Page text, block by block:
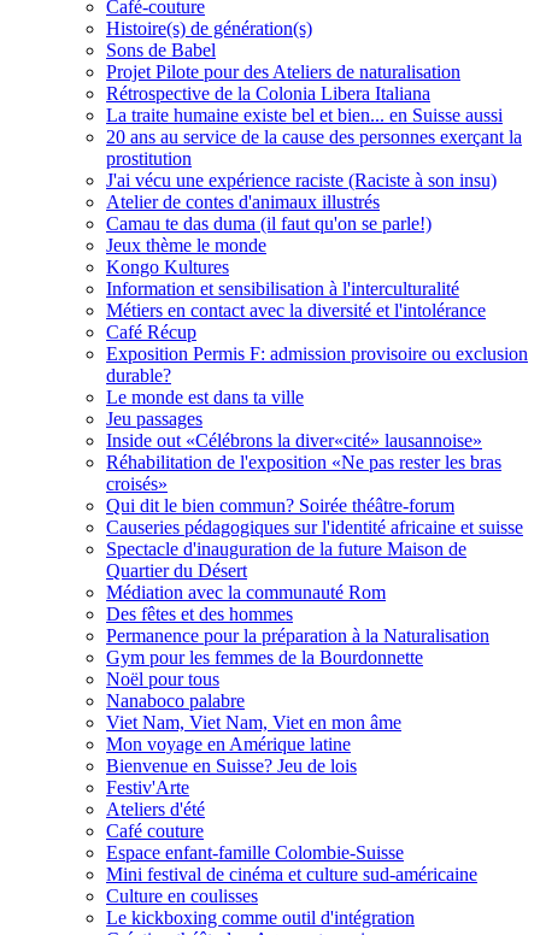
Café-couture
Histoire(s) de génération(s)
Sons de Babel
Projet Pilote pour des Ateliers de naturalisation
Rétrospective de la Colonia Libera Italiana
La traite humaine existe bel et bien... en Suisse aussi
20 ans au service de la cause des personnes exerçant la
prostitution
J'ai vécu une expérience raciste (Raciste à son insu)
Atelier de contes d'animaux illustrés
Camau te das duma (il faut qu'on se parle!)
Jeux thème le monde
Kongo Kultures
Information et sensibilisation à l'interculturalité
Métiers en contact avec la diversité et l'intolérance
Café Récup
Exposition Permis F: admission provisoire ou exclusion
durable?
Le monde est dans ta ville
Jeu passages
Inside out «Célébrons la diver«cité» lausannoise»
Réhabilitation de l'exposition «Ne pas rester les bras
croisés»
Qui dit le bien commun? Soirée théâtre-forum
Causeries pédagogiques sur l'identité africaine et suisse
Spectacle d'inauguration de la future Maison de
Quartier du Désert
Médiation avec la communauté Rom
Des fêtes et des hommes
Permanence pour la préparation à la Naturalisation
Gym pour les femmes de la Bourdonnette
Noël pour tous
Nanaboco palabre
Viet Nam, Viet Nam, Viet en mon âme
Mon voyage en Amérique latine
Bienvenue en Suisse? Jeu de lois
Festiv'Arte
Ateliers d'été
Café couture
Espace enfant-famille Colombie-Suisse
Mini festival de cinéma et culture sud-américaine
Culture en coulisses
Le kickboxing comme outil d'intégration